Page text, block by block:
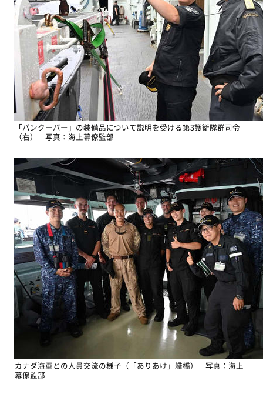
「バンクーバー」の装備品について説明を受ける第3護衛隊群司令
（右） 写真：海上幕僚監部
カナダ海軍との人員交流の様子（「ありあけ」艦橋） 写真：海上
幕僚監部